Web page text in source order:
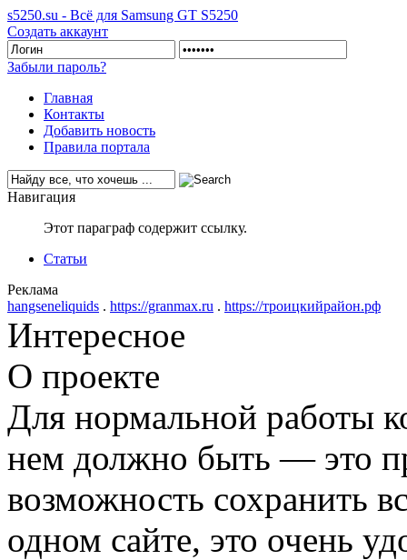
s5250.su - Всё для Samsung GT S5250
Создать аккаунт
Забыли пароль?
Главная
Контакты
Добавить новость
Правила портала
Навигация
Этот параграф содержит ссылку.
Статьи
Реклама
hangseneliquids . https://granmax.ru . https://троицкийрайон.рф
Интересное
О проекте
Для нормальной работы
нем должно быть — это
возможность сохранить
одном сайте, это очень